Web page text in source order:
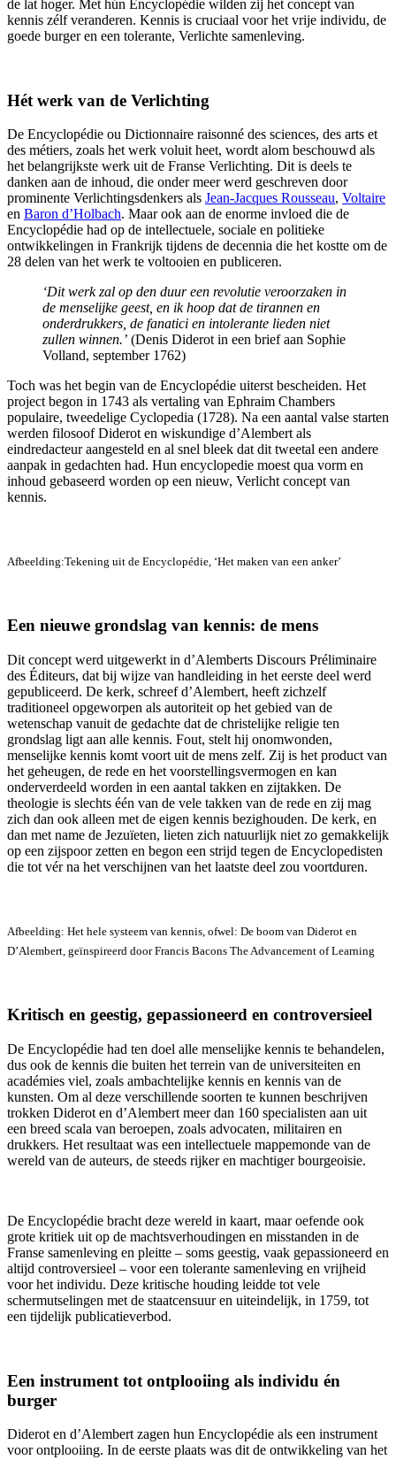
de lat hoger. Met hún Encyclopédie wilden zij het concept van
kennis zélf veranderen. Kennis is cruciaal voor het vrije individu, de
goede burger en een tolerante, Verlichte samenleving.
Hét werk van de Verlichting
De Encyclopédie ou Dictionnaire raisonné des sciences, des arts et
des métiers, zoals het werk voluit heet, wordt alom beschouwd als
het belangrijkste werk uit de Franse Verlichting. Dit is deels te
danken aan de inhoud, die onder meer werd geschreven door
prominente Verlichtingsdenkers als Jean-Jacques Rousseau, Voltaire
en Baron d’Holbach. Maar ook aan de enorme invloed die de
Encyclopédie had op de intellectuele, sociale en politieke
ontwikkelingen in Frankrijk tijdens de decennia die het kostte om de
28 delen van het werk te voltooien en publiceren.
‘Dit werk zal op den duur een revolutie veroorzaken in
de menselijke geest, en ik hoop dat de tirannen en
onderdrukkers, de fanatici en intolerante lieden niet
zullen winnen.’ (Denis Diderot in een brief aan Sophie
Volland, september 1762)
Toch was het begin van de Encyclopédie uiterst bescheiden. Het
project begon in 1743 als vertaling van Ephraim Chambers
populaire, tweedelige Cyclopedia (1728). Na een aantal valse starten
werden filosoof Diderot en wiskundige d’Alembert als
eindredacteur aangesteld en al snel bleek dat dit tweetal een andere
aanpak in gedachten had. Hun encyclopedie moest qua vorm en
inhoud gebaseerd worden op een nieuw, Verlicht concept van
kennis.
Afbeelding:Tekening uit de Encyclopédie, ‘Het maken van een anker’
Een nieuwe grondslag van kennis: de mens
Dit concept werd uitgewerkt in d’Alemberts Discours Préliminaire
des Éditeurs, dat bij wijze van handleiding in het eerste deel werd
gepubliceerd. De kerk, schreef d’Alembert, heeft zichzelf
traditioneel opgeworpen als autoriteit op het gebied van de
wetenschap vanuit de gedachte dat de christelijke religie ten
grondslag ligt aan alle kennis. Fout, stelt hij onomwonden,
menselijke kennis komt voort uit de mens zelf. Zij is het product van
het geheugen, de rede en het voorstellingsvermogen en kan
onderverdeeld worden in een aantal takken en zijtakken. De
theologie is slechts één van de vele takken van de rede en zij mag
zich dan ook alleen met de eigen kennis bezighouden. De kerk, en
dan met name de Jezuïeten, lieten zich natuurlijk niet zo gemakkelijk
op een zijspoor zetten en begon een strijd tegen de Encyclopedisten
die tot vér na het verschijnen van het laatste deel zou voortduren.
Afbeelding: Het hele systeem van kennis, ofwel: De boom van Diderot en
D’Alembert, geïnspireerd door Francis Bacons The Advancement of Learning
Kritisch en geestig, gepassioneerd en controversieel
De Encyclopédie had ten doel alle menselijke kennis te behandelen,
dus ook de kennis die buiten het terrein van de universiteiten en
académies viel, zoals ambachtelijke kennis en kennis van de
kunsten. Om al deze verschillende soorten te kunnen beschrijven
trokken Diderot en d’Alembert meer dan 160 specialisten aan uit
een breed scala van beroepen, zoals advocaten, militairen en
drukkers. Het resultaat was een intellectuele mappemonde van de
wereld van de auteurs, de steeds rijker en machtiger bourgeoisie.
De Encyclopédie bracht deze wereld in kaart, maar oefende ook
grote kritiek uit op de machtsverhoudingen en misstanden in de
Franse samenleving en pleitte – soms geestig, vaak gepassioneerd en
altijd controversieel – voor een tolerante samenleving en vrijheid
voor het individu. Deze kritische houding leidde tot vele
schermutselingen met de staatcensuur en uiteindelijk, in 1759, tot
een tijdelijk publicatieverbod.
Een instrument tot ontplooiing als individu én
burger
Diderot en d’Alembert zagen hun Encyclopédie als een instrument
voor ontplooiing. In de eerste plaats was dit de ontwikkeling van het